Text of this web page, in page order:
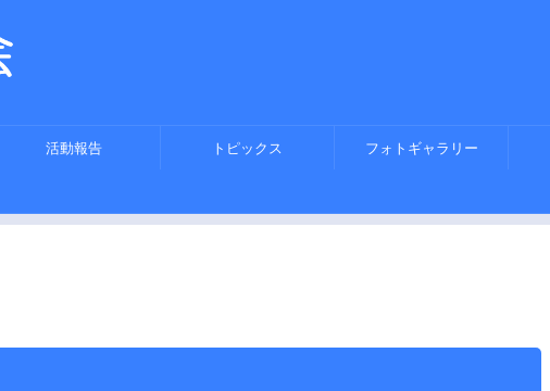
活動報告 トピックス フォトギャラリー